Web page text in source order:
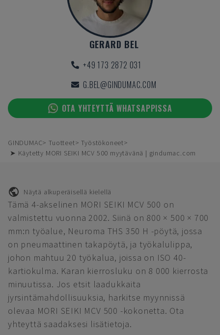
GERARD BEL
+49 173 2872 031
G.BEL@GINDUMAC.COM
OTA YHTEYTTÄ WHATSAPPISSA
GINDUMAC Tuotteet
Työstökoneet
➤ Käytetty MORI SEIKI MCV 500 myytävänä | gindumac.com
Näytä alkuperäisellä kielellä
Tämä 4-akselinen MORI SEIKI MCV 500 on
valmistettu vuonna 2002. Siinä on 800 × 500 × 700
mm:n työalue, Neuroma THS 350 H -pöytä, jossa
on pneumaattinen takapöytä, ja työkalulippa,
johon mahtuu 20 työkalua, joissa on ISO 40-
kartiokulma. Karan kierrosluku on 8 000 kierrosta
minuutissa. Jos etsit laadukkaita
jyrsintämahdollisuuksia, harkitse myynnissä
olevaa MORI SEIKI MCV 500 -kokonetta. Ota
yhteyttä saadaksesi lisätietoja.